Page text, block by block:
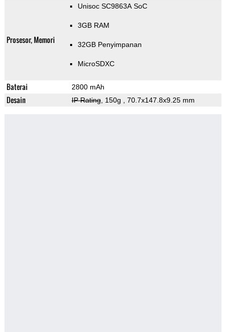
Prosesor, Memori
Unisoc SC9863A SoC
3GB RAM
32GB Penyimpanan
MicroSDXC
Baterai 2800 mAh
Desain IP Rating, 150g , 70.7x147.8x9.25 mm